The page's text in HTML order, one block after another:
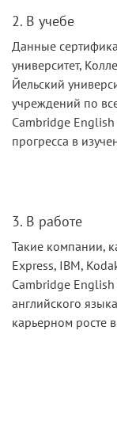
2. В учебе
Данные
университет,
Йельский
учреждений по
Cambridge
прогресса в
3. В работе
Такие компании,
Express, IBM,
Cambridge
английского
карьерном росте